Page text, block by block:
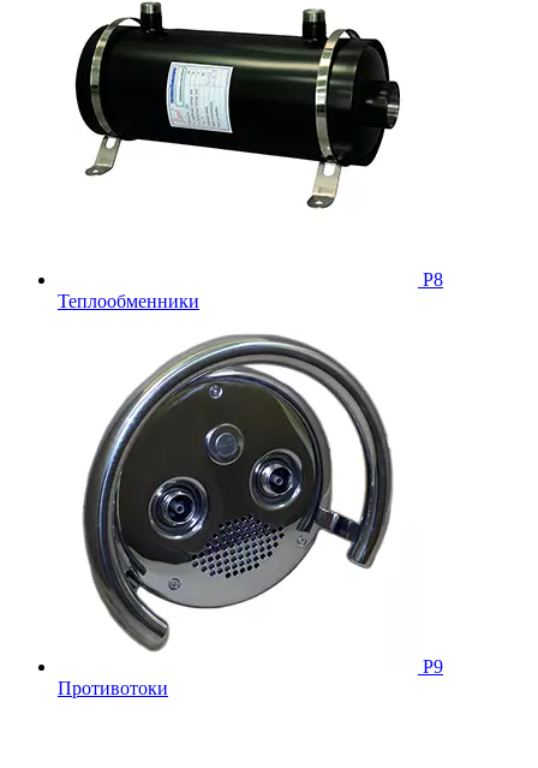
Р8
Теплообменники
Р9
Противотоки